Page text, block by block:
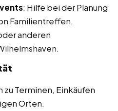
: Hilfe bei der Planung
Familientreffen,
anderen
zu Terminen, Einkäufen
Orten.